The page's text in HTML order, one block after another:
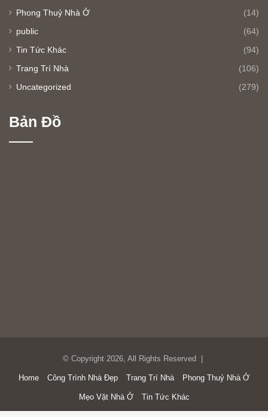
Phong Thuỷ Nhà Ở (14)
public (64)
Tin Tức Khác (94)
Trang Trí Nhà (106)
Uncategorized (279)
Bản Đồ
© Copyright 2026, All Rights Reserved |
Home Công Trình Nhà Đẹp Trang Trí Nhà Phong Thuỷ Nhà Ở
Mẹo Vặt Nhà Ở Tin Tức Khác